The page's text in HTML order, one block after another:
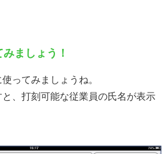
ましょう！
ってみましょうね。
と、打刻可能な従業員の氏名が表示